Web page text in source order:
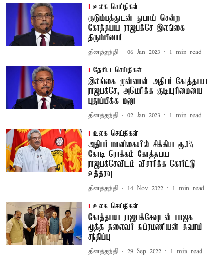
உலக செய்திகள்
குடும்பத்துடன் துபாய் சென்ற
கோத்தபய ராஜபக்சே இலங்கை
திரும்பினார்
தினத்தந்தி 06 Jan 2023 1 min read
தேசிய செய்திகள்
இலங்கை முன்னாள் அதிபர் கோத்தபய
ராஜபக்சே, அமெரிக்க குடியுரிமையை
புதுப்பிக்க மனு
தினத்தந்தி 02 Jan 2023 1 min read
உலக செய்திகள்
அதிபர் மாளிகையில் சிக்கிய ரூ.1¾
கோடி ரொக்கம் கோத்தபய
ராஜபக்சேவிடம் விசாரிக்க கோர்ட்டு
உத்தரவு
தினத்தந்தி 14 Nov 2022 1 min read
உலக செய்திகள்
கோத்தபய ராஜபக்சேவுடன் பாஜக
மூத்த தலைவர் சுப்ரமணியன் சுவாமி
சந்திப்பு
தினத்தந்தி 29 Sep 2022 1 min read